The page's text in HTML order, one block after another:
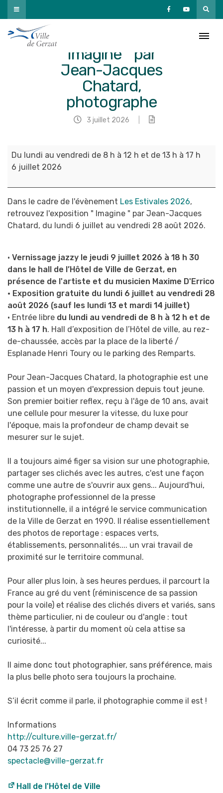
Passer
au
contenu
Imagine ” par
Jean-Jacques
Chatard,
photographe
3 juillet 2026
Exposition
Imagine
"
par
Jean-
Jacques
Du lundi au vendredi de 8 h à 12 h et de 13 h à 17 h
6 juillet 2026
Dans le cadre de l'évènement Les Estivales 2026,
retrouvez l'exposition " Imagine " par Jean-Jacques
Chatard, du lundi 6 juillet au vendredi 28 août 2026.
• Vernissage jazzy le jeudi 9 juillet 2026 à 18 h 30
dans le hall de l’Hôtel de Ville de Gerzat, en
présence de l'artiste et du musicien Maxime D'Errico
• Exposition gratuite du lundi 6 juillet au vendredi 28
août 2026 (sauf les lundi 13 et mardi 14 juillet)
• Entrée libre du lundi au vendredi de 8 h à 12 h et de
13 h à 17 h. Hall d’exposition de l’Hôtel de ville, au rez-
de-chaussée, accès par la place de la liberté /
Esplanade Henri Toury ou le parking des Remparts.
Pour Jean-Jacques Chatard, la photographie est une
passion et un moyen d'expression depuis tout jeune.
Son premier boitier reflex, reçu à l'âge de 10 ans, avait
une cellule pour mesurer la vitesse, du luxe pour
l'époque, mais la profondeur de champ devait se
mesurer sur le sujet.
Il a toujours aimé figer sa vision sur une photographie,
partager ses clichés avec les autres, c'est une façon
comme une autre de s'ouvrir aux gens... Aujourd'hui,
photographe professionnel de la presse
institutionnelle, il a intégré le service communication
de la Ville de Gerzat en 1990. Il réalise essentiellement
des photos de reportage : espaces verts,
établissements, personnalités.... un vrai travail de
proximité sur le territoire communal.
Pour aller plus loin, à ses heures perdues, il parcourt la
France au gré du vent (réminiscence de sa passion
pour la voile) et réalise des clichés divers et variés, sans
thème particulier, ni de couleur ou d'angle : tout
l'intéresse, à partir du moment où cela attise sa
curiosité...
Il aime donc tout photographier, sans préférence, mais
la plus belle photo sera toujours la prochaine.
S’il écrit comme il parle, il photographie comme il est !
Informations
http://culture.ville-gerzat.fr/
04 73 25 76 27
spectacle@ville-gerzat.fr
Hall de l'Hôtel de Ville